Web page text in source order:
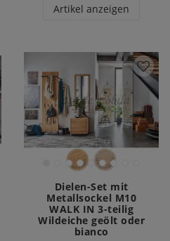
Artikel anzeigen
Dielen-Set mit
Metallsockel M10
WALK IN 3-teilig
Wildeiche geölt oder
bianco